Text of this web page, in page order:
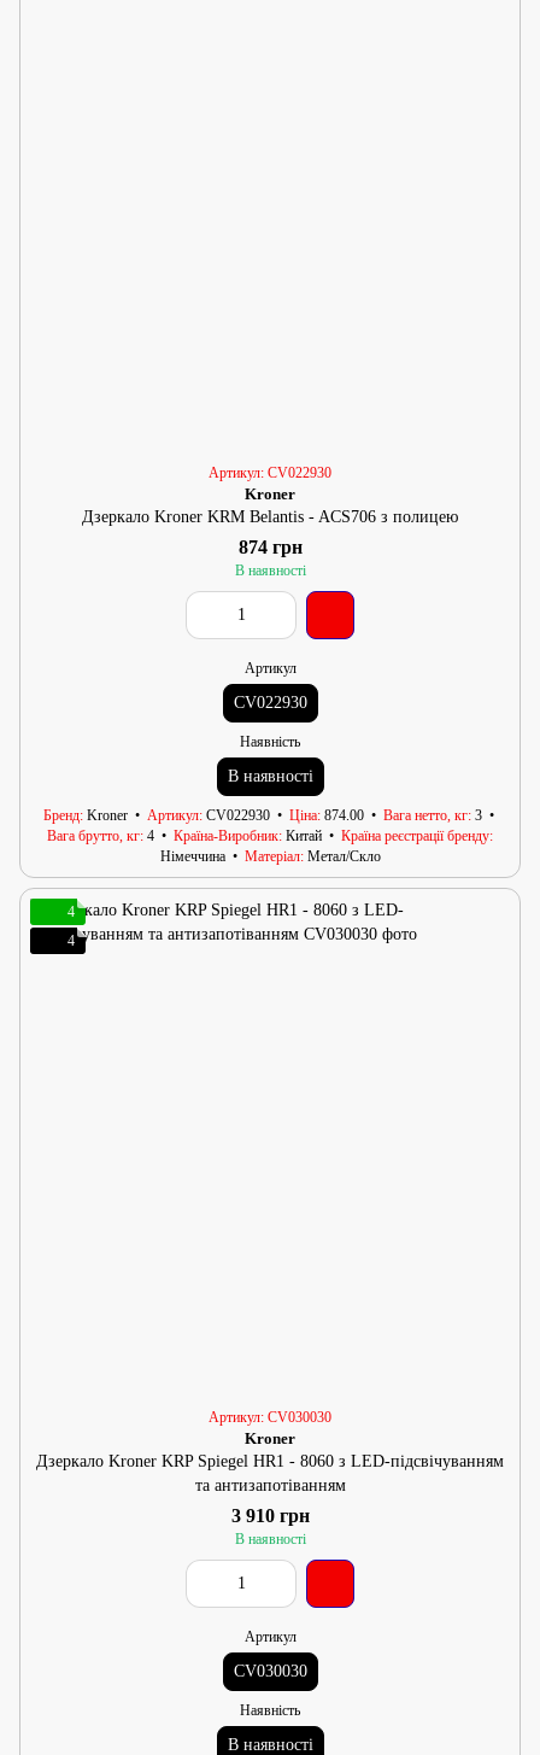
Артикул: CV022930
Kroner
Дзеркало Kroner KRM Belantis - ACS706 з полицею
874 грн
В наявності
Артикул
CV022930
Наявність
В наявності
Бренд Kroner Артикул CV022930 Ціна 874.00 Вага нетто, кг 3
Вага брутто, кг 4 Країна-Виробник Китай
Країна реєстрації бренду
Німеччина
Матеріал Метал/Скло
4
4
Артикул: CV030030
Kroner
Дзеркало Kroner KRP Spiegel HR1 - 8060 з LED-підсвічуванням
та антизапотіванням
3 910 грн
В наявності
Артикул
CV030030
Наявність
В наявності